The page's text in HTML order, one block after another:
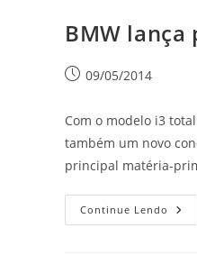
BMW
09/05/2014
Com o modelo i3
também um novo
principal matéria-
Continue Lendo